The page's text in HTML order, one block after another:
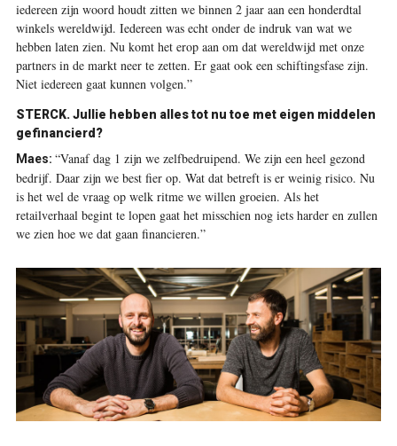
iedereen zijn woord houdt zitten we binnen 2 jaar aan een honderdtal
winkels wereldwijd. Iedereen was echt onder de indruk van wat we
hebben laten zien. Nu komt het erop aan om dat wereldwijd met onze
partners in de markt neer te zetten. Er gaat ook een schiftingsfase zijn.
Niet iedereen gaat kunnen volgen.”
STERCK. Jullie hebben alles tot nu toe met eigen middelen
gefinancierd?
Maes: “Vanaf dag 1 zijn we zelfbedruipend. We zijn een heel gezond
bedrijf. Daar zijn we best fier op. Wat dat betreft is er weinig risico. Nu
is het wel de vraag op welk ritme we willen groeien. Als het
retailverhaal begint te lopen gaat het misschien nog iets harder en zullen
we zien hoe we dat gaan financieren.”